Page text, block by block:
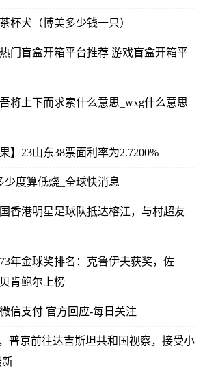
杯犬（博美多少钱一只）
门盲盒开箱平台推荐 游戏盲盒开箱平
将上下而求索什么意思_wxg什么意思|
】23山东38票面利率为2.7200%
少度算低烧_全球快消息
香港明星足球队抵达榕江，与村超友
年金球奖排名：克鲁伊夫获奖，佐
肯鲍尔上榜
信支付 官方回应-每日关注
普京前往达吉斯坦共和国视察，接受小
新